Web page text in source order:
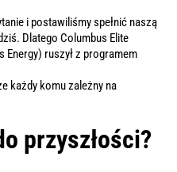
i postawiliśmy spełnić naszą
Dlatego Columbus Elite
Energy) ruszył z programem
każdy komu zależny na
przyszłości?